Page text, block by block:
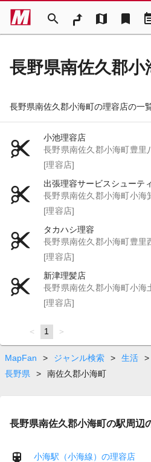
search map bookmark
長野県南佐久郡小
長野県南佐久郡小海町の理容店の一
小池理容店
長野県南佐久郡小海町豊里
[理容店]
出張理容サービスシューテ
長野県南佐久郡小海町小海
[理容店]
タカハシ理容
長野県南佐久郡小海町豊里
[理容店]
新津理髪店
長野県南佐久郡小海町小海
[理容店]
page
You're
on
page
1 page
MapFan > ジャンル検索 > 生活 >
長野県
> 南佐久郡小海町
長野県南佐久郡小海町の駅周辺
小海駅（小海線）の理容店